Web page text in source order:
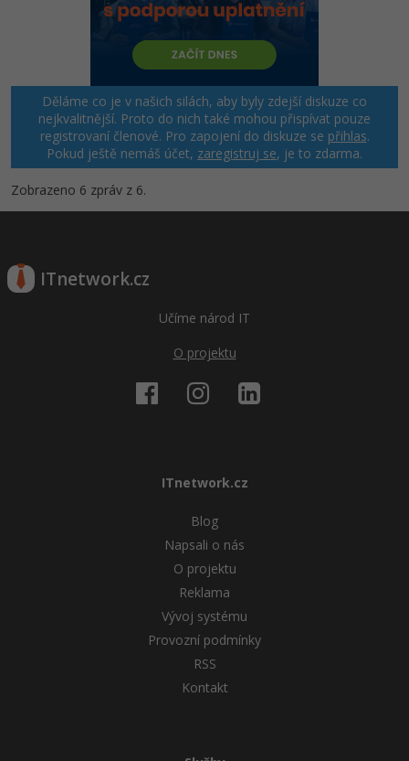
Linux
Kybernetická bezpečnost
Elektronický podpis
Fórum
Děláme co je v našich silách, aby byly zdejší diskuze co
nejkvalitnější. Proto do nich také mohou přispívat pouze
registrovaní členové. Pro zapojení do diskuze se přihlas.
Pokud ještě nemáš účet, zaregistruj se, je to zdarma.
Zobrazeno 6 zpráv z 6.
ITnetwork.cz
Učíme národ IT
O projektu
ITnetwork.cz
Blog
Napsali o nás
O projektu
Reklama
Vývoj systému
Provozní podmínky
RSS
Kontakt